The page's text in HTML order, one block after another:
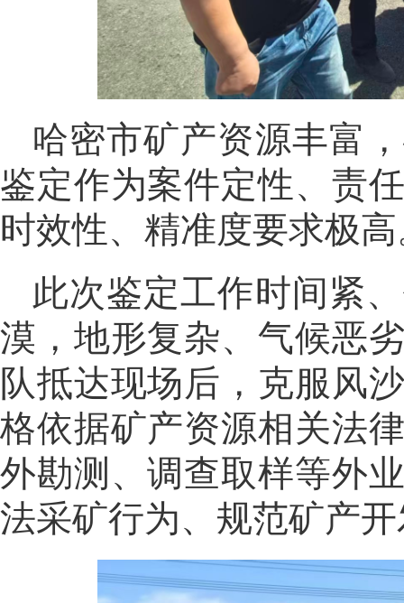
哈密市矿产资源丰富
鉴定作为案件定性、责
时效性、精准度要求极
此次鉴定工作时间紧
漠，地形复杂、气候恶
队抵达现场后，克服风
格依据矿产资源相关法
外勘测、调查取样等外
法采矿行为、规范矿产